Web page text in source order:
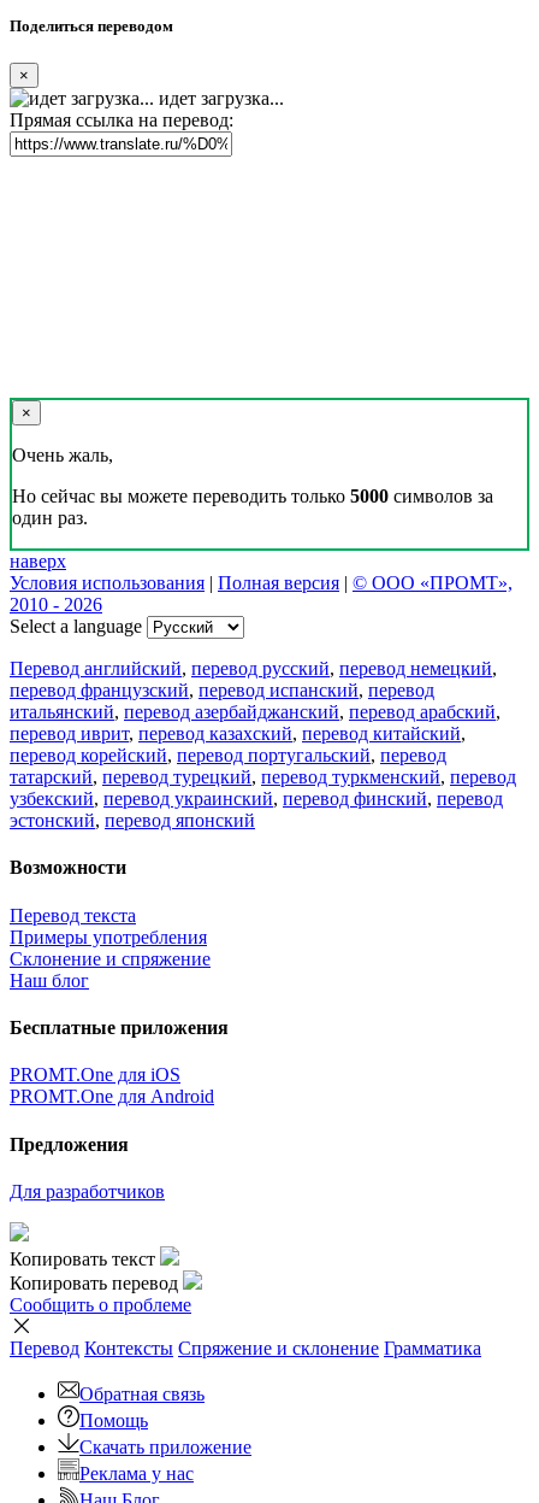
Поделиться переводом
×
идет загрузка...
Прямая ссылка на перевод:
×
Очень жаль,
Но сейчас вы можете переводить только 5000 символов за
один раз.
наверх
Условия использования | Полная версия | © ООО «ПРОМТ»,
2010 - 2026
Select a language
Перевод английский, перевод русский, перевод немецкий,
перевод французский, перевод испанский, перевод
итальянский, перевод азербайджанский, перевод арабский,
перевод иврит, перевод казахский, перевод китайский,
перевод корейский, перевод португальский, перевод
татарский, перевод турецкий, перевод туркменский, перевод
узбекский, перевод украинский, перевод финский, перевод
эстонский, перевод японский
Возможности
Перевод текста
Примеры употребления
Склонение и спряжение
Наш блог
Бесплатные приложения
PROMT.One для iOS
PROMT.One для Android
Предложения
Для разработчиков
Копировать текст
Копировать перевод
Сообщить о проблеме
Перевод Контексты Спряжение и склонение Грамматика
Обратная связь
Помощь
Скачать приложение
Реклама у нас